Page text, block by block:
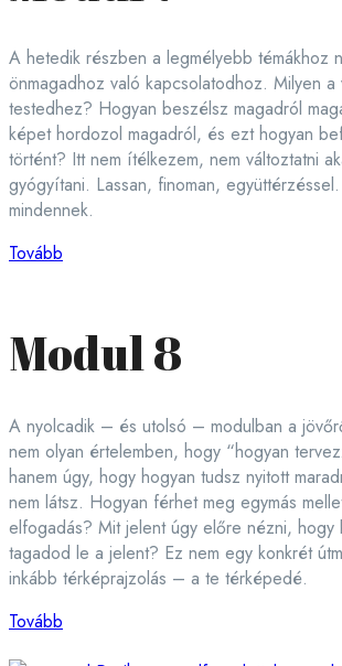
A hetedik részben a legmélyebb témákhoz
önmagadhoz való kapcsolatodhoz. Milyen a
testedhez? Hogyan beszélsz magadról
képet hordozol magadról, és ezt hogyan
történt? Itt nem ítélkezem, nem változtatni
gyógyítani. Lassan, finoman,
mindennek.
Tovább
Modul 8
A nyolcadik – és utolsó – modulban a
nem olyan értelemben, hogy “hogyan
hanem úgy, hogy hogyan tudsz nyitott
nem látsz. Hogyan férhet meg egymás
elfogadás? Mit jelent úgy előre nézni, hogy
tagadod le a jelent? Ez nem egy konkrét
inkább térképrajzolás – a te térképedé.
Tovább